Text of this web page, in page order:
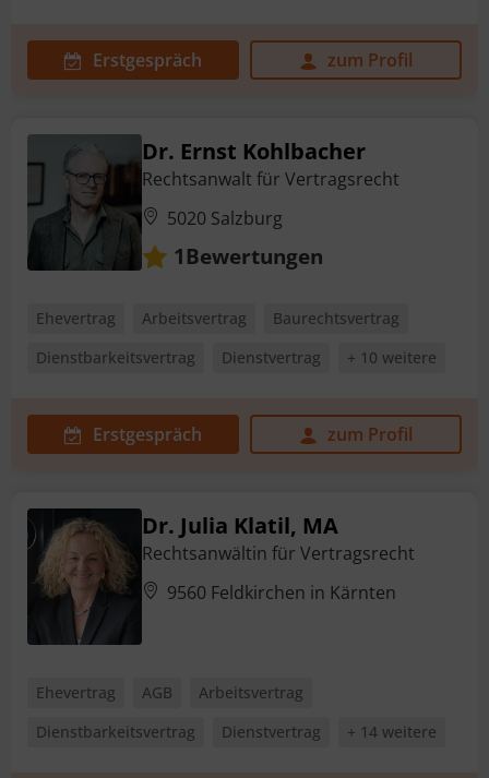
Erstgespräch zum Profil
Dr. Ernst Kohlbacher
Rechtsanwalt für Vertragsrecht
5020 Salzburg
1Bewertungen
Ehevertrag Arbeitsvertrag
Baurechtsvertrag
Dienstbarkeitsvertrag
Dienstvertrag + 10 weitere
Erstgespräch zum Profil
Dr. Julia Klatil, MA
Rechtsanwältin für Vertragsrecht
9560 Feldkirchen in Kärnten
Ehevertrag AGB
Arbeitsvertrag
Dienstbarkeitsvertrag
Dienstvertrag + 14 weitere